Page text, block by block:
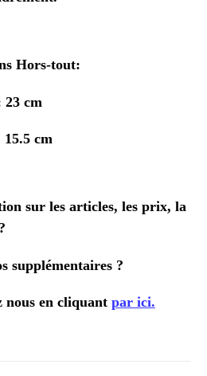
Hors-tout:
cm
cm
sur les articles, les prix, la
supplémentaires ?
nous en cliquant par ici.